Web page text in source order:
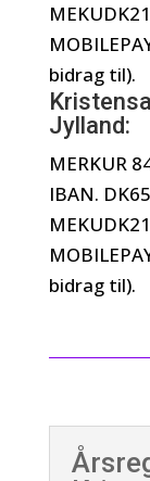
MEKUDK21
bidrag til).
Jylland:
MERKUR
IBAN.
MEKUDK21
bidrag til).